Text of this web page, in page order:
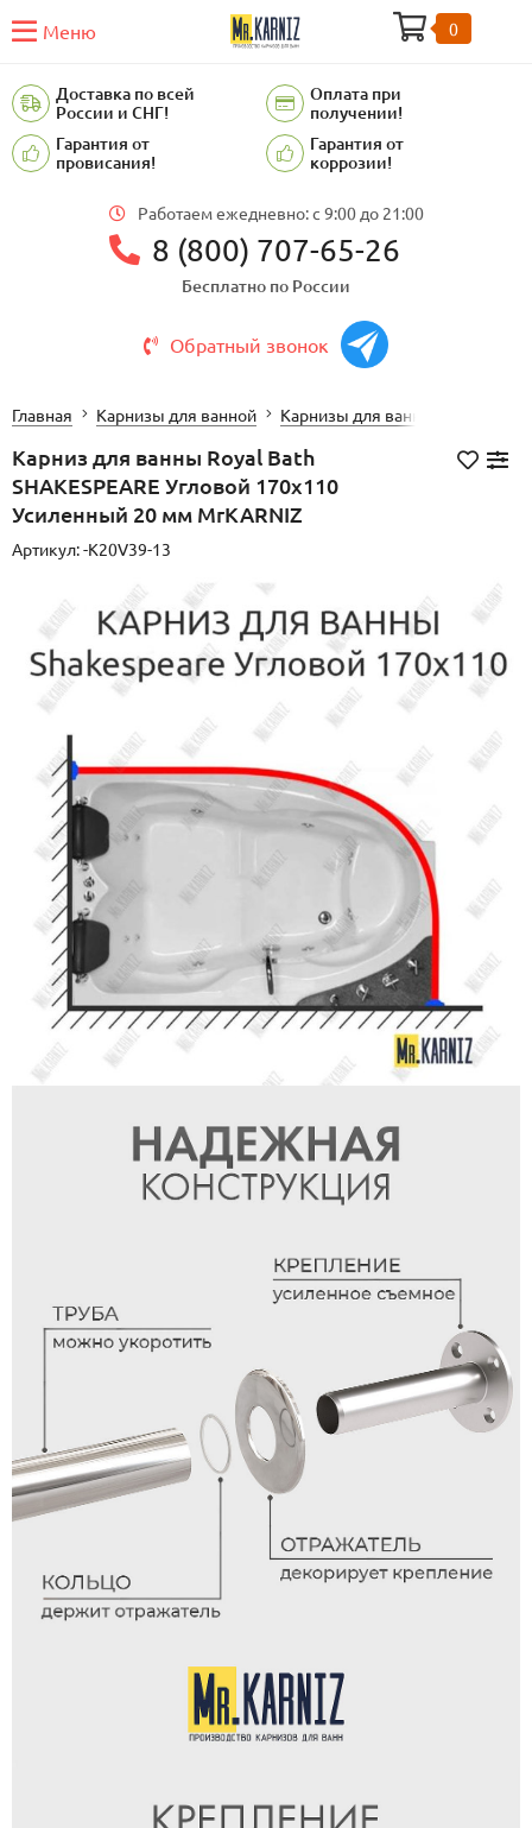
Меню 0
Доставка по всей
России и СНГ!
Оплата при
получении!
Гарантия от
провисания!
Гарантия от
коррозии!
Работаем ежедневно: c 9:00 до 21:00
8 (800) 707-65-26
Бесплатно по России
Обратный звонок
Главная Карнизы для ванной Карнизы для ванной Royal Bath
Карниз для ванны Royal Bath
SHAKESPEARE Угловой 170х110
Усиленный 20 мм MrKARNIZ
Артикул:-K20V39-13